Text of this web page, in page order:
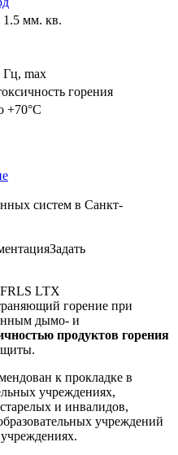
1.5 мм. кв.
max
горения
+70°С
систем в Санкт-
Задать
LTX
горение при
дымо- и
продуктов горения
к прокладке в
учреждениях,
и инвалидов,
учреждений